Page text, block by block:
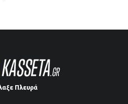
Πλευρά